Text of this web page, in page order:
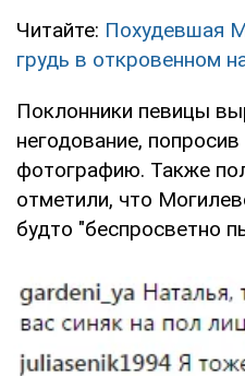
Читайте: Похудевшая
грудь в откровенном
Поклонники певицы
негодование,
фотографию. Также
отметили, что
будто "беспросветно